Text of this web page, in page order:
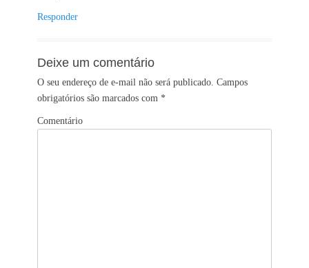
Responder
Deixe um comentário
O seu endereço de e-mail não será publicado. Campos
obrigatórios são marcados com *
Comentário